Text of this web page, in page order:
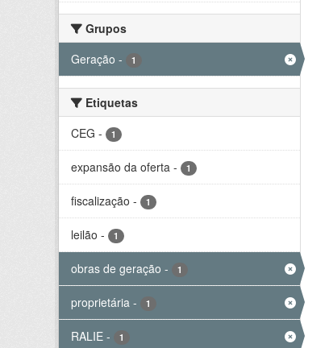
Grupos
Geração - 1
Etiquetas
CEG - 1
expansão da oferta - 1
fiscalização - 1
leilão - 1
obras de geração - 1
proprietária - 1
RALIE - 1